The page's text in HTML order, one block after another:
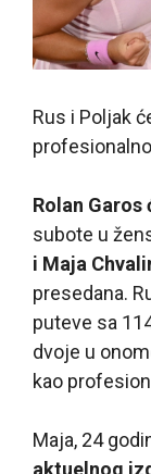
Rus i Poljak
Rolan
subote u
i Maja
presedana.
puteve sa
dvoje u
kao
Maja, 24
aktuelnog